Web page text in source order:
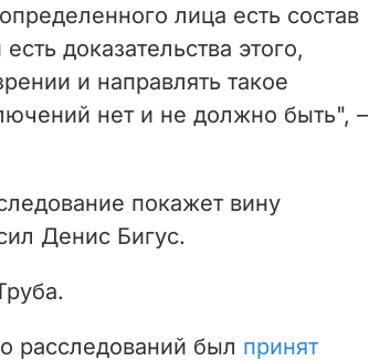
лица есть состав
доказательства этого,
и направлять такое
нет и не должно быть", –
покажет вину
Денис Бигус.
расследований был принят